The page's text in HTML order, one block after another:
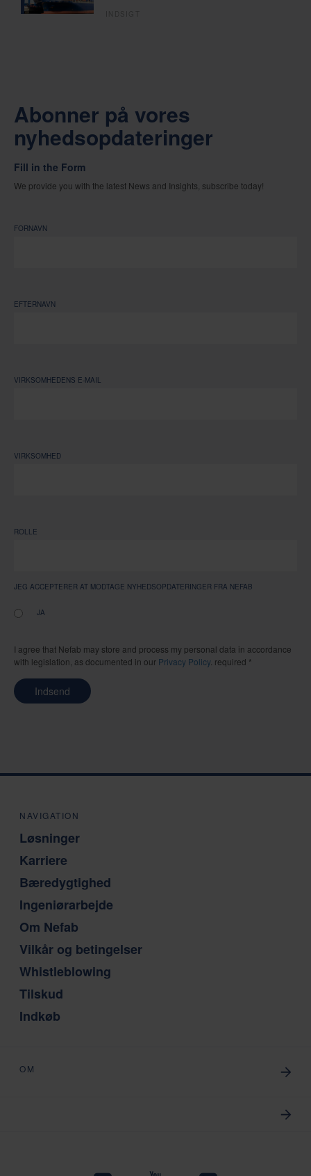
Abonner på vores
nyhedsopdateringer
Fill in the Form
We provide you with the latest News and Insights, subscribe today!
FORNAVN
EFTERNAVN
VIRKSOMHEDENS E-MAIL
VIRKSOMHED
ROLLE
JEG ACCEPTERER AT MODTAGE NYHEDSOPDATERINGER FRA NEFAB
JA
I agree that Nefab may store and process my personal data in accordance
with legislation, as documented in our Privacy Policy. required *
Indsend
NAVIGATION
Løsninger
Karriere
Bæredygtighed
Ingeniørarbejde
Om Nefab
Vilkår og betingelser
Whistleblowing
Tilskud
Indkøb
OM